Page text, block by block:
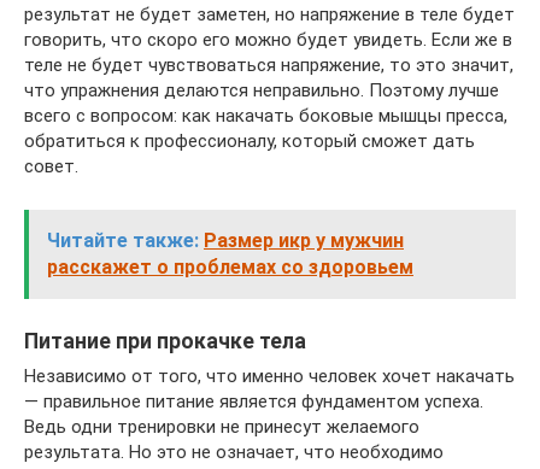
результат не будет заметен, но напряжение в теле будет
говорить, что скоро его можно будет увидеть. Если же в
теле не будет чувствоваться напряжение, то это значит,
что упражнения делаются неправильно. Поэтому лучше
всего с вопросом: как накачать боковые мышцы пресса,
обратиться к профессионалу, который сможет дать
совет.
Читайте также: Размер икр у мужчин
расскажет о проблемах со здоровьем
Питание при прокачке тела
Независимо от того, что именно человек хочет накачать
— правильное питание является фундаментом успеха.
Ведь одни тренировки не принесут желаемого
результата. Но это не означает, что необходимо